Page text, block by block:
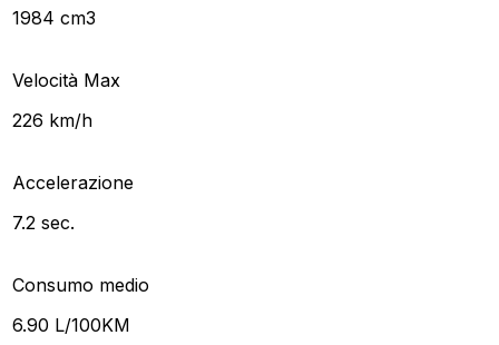
1984 cm3
Velocità Max
226 km/h
Accelerazione
7.2 sec.
Consumo medio
6.90 L/100KM